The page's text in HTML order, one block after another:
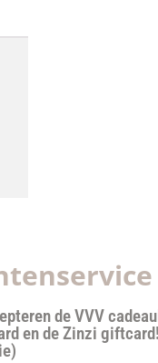
de VVV
en de Zinzi